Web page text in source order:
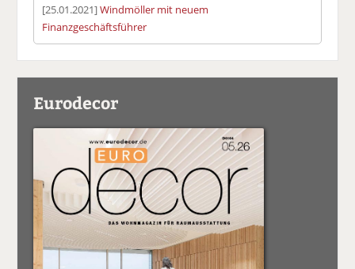
[25.01.2021]Windmöller mit neuem
Finanzgeschäftsführer
Eurodecor